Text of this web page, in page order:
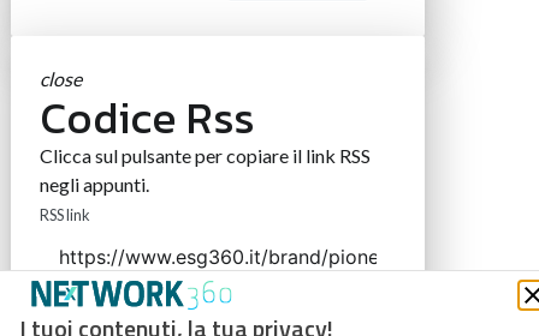
I tuoi contenuti, la tua privacy!
close
Codice Rss
Clicca sul pulsante per copiare il link RSS
negli appunti.
RSS link